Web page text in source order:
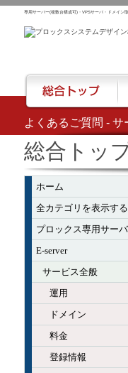
よくあるご質問 - サ
専用サーバー(複数台構成可)・VPSサーバ・ドメイン
総合トッ
ホーム
全カテゴリを表示する
プロックス専用サーバ
E-server
サービス全般
運用
ドメイン
料金
登録情報
総合トップ 専